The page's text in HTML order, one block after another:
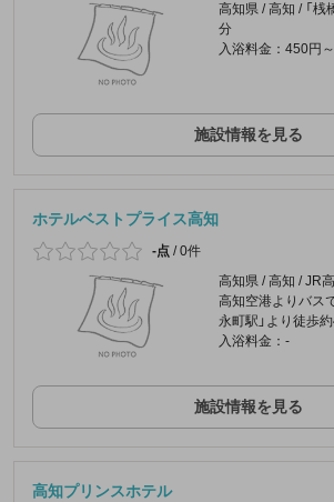
高知県 / 高知 / 「桟
分
入浴料金：450円～
施設情報を見る
ホテルベストプライス高知
-点 /0件
高知県 / 高知 / JR
高知空港よりバス
永町駅」より徒歩
入浴料金：-
施設情報を見る
高知プリンスホテル